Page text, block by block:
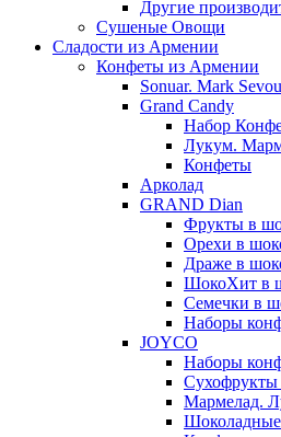
Другие
Сушеные Овощи
Сладости из Армении
Конфеты из Армении
Sonuar. Mark
Grand Candy
Набор
Лукум.
Конфеты
Арколад
GRAND Dian
Фрукты в
Орехи в
Драже в
ШокоХит в
Семечки в
Наборы
JOYCO
Наборы
Сухофрукты
Мармелад.